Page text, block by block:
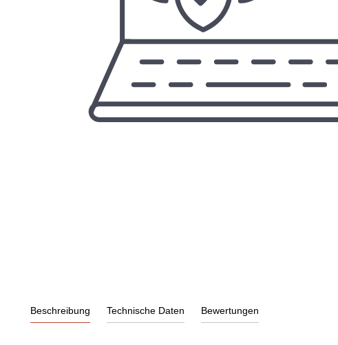
Beschreibung Technische Daten Bewertungen